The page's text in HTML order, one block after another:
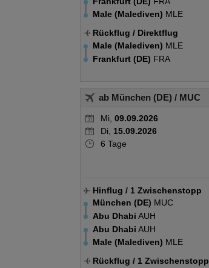
Male (Malediven) MLE
Rückflug / Direktflug
Male (Malediven) MLE
Frankfurt (DE) FRA
ab München (DE) / MUC
Mi, 09.09.2026
Di, 15.09.2026
6 Tage
Hinflug / 1 Zwischenstopp
München (DE) MUC
Abu Dhabi AUH
Abu Dhabi AUH
Male (Malediven) MLE
Rückflug / 1 Zwischenstopp